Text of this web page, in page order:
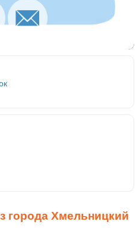
города Хмельницкий